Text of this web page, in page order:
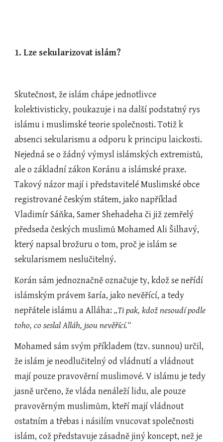
1. Lze sekularizovat islám?
Skutečnost, že islám chápe jednotlivce
kolektivisticky, poukazuje i na další podstatný rys
islámu i muslimské teorie společnosti. Totiž k
absenci sekularismu a odporu k principu laickosti.
Nejedná se o žádný výmysl islámských extremistů,
ale o základní zákon Koránu a islámské praxe.
Takový názor mají i představitelé Muslimské obce
registrované českým státem, jako například
Vladimír Sáňka, Samer Shehadeha či již zemřelý
předseda českých muslimů Mohamed Ali Šilhavý,
který napsal brožuru o tom, proč je islám se
sekularismem neslučitelný.
Korán sám jednoznačně označuje ty, kdož se neřídí
islámským právem šaría, jako nevěřící, a tedy
nepřátele islámu a Alláha: „Ti pak, kdož nesoudí podle
toho, co seslal Alláh, jsou nevěřící.“
Mohamed sám svým příkladem (tzv. sunnou) určil,
že islám je neodlučitelný od vládnutí a vládnout
mají pouze pravověrní muslimové. V islámu je tedy
jasně určeno, že vláda nenáleží lidu, ale pouze
pravověrným muslimům, kteří mají vládnout
ostatním a třebas i násilím vnucovat společnosti
islám, což představuje zásadně jiný koncept, než je